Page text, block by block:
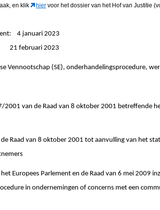
en klik hier voor het dossier van het Hof van Justitie
4 januari 2023
februari 2023
Vennootschap (SE), onderhandelingsprocedure,
van de Raad van 8 oktober 2001 betreffende
van 8 oktober 2001 tot aanvulling van het
Parlement en de Raad van 6 mei 2009
in ondernemingen of concerns met een